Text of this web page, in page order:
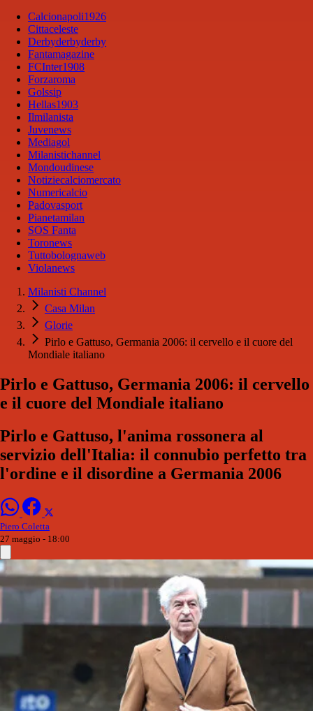
Calcionapoli1926
Cittaceleste
Derbyderbyderby
Fantamagazine
FCInter1908
Forzaroma
Golssip
Hellas1903
Ilmilanista
Juvenews
Mediagol
Milanistichannel
Mondoudinese
Notiziecalciomercato
Numericalcio
Padovasport
Pianetamilan
SOS Fanta
Toronews
Tuttobolognaweb
Violanews
Milanisti Channel
Casa Milan
Glorie
Pirlo e Gattuso, Germania 2006: il cervello e il cuore del
Mondiale italiano
Pirlo e Gattuso, Germania 2006: il cervello
e il cuore del Mondiale italiano
Pirlo e Gattuso, l'anima rossonera al
servizio dell'Italia: il connubio perfetto tra
l'ordine e il disordine a Germania 2006
Piero Coletta
27 maggio - 18:00